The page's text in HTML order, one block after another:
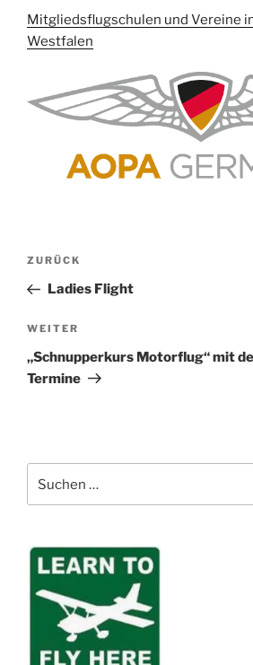
Mitgliedsflugschulen und Vereine
Westfalen
Beitragsnavigation
Vorheriger
Beitrag
ZURÜCK
Ladies Flight
Nächster
Beitrag
WEITER
„Schnupperkurs Motorflug“ mit
Termine
nach: